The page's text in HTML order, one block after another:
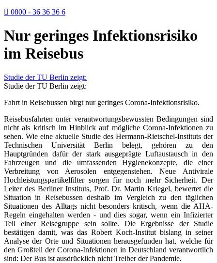
0800 - 36 36 36 6
Nur geringes Infektionsrisiko
im Reisebus
Studie der TU Berlin zeigt:
Studie der TU Berlin zeigt:
Fahrt in Reisebussen birgt nur geringes Corona-Infektionsrisiko.
Reisebusfahrten unter verantwortungsbewussten Bedingungen sind
nicht als kritisch im Hinblick auf mögliche Corona-Infektionen zu
sehen. Wie eine aktuelle Studie des Hermann-Rietschel-Instituts der
Technischen Universität Berlin belegt, gehören zu den
Hauptgründen dafür der stark ausgeprägte Luftaustausch in den
Fahrzeugen und die umfassenden Hygienekonzepte, die einer
Verbreitung von Aerosolen entgegenstehen. Neue Antivirale
Hochleistungspartikelfilter sorgen für noch mehr Sicherheit. Der
Leiter des Berliner Instituts, Prof. Dr. Martin Kriegel, bewertet die
Situation in Reisebussen deshalb im Vergleich zu den täglichen
Situationen des Alltags nicht besonders kritisch, wenn die AHA-
Regeln eingehalten werden - und dies sogar, wenn ein Infizierter
Teil einer Reisegruppe sein sollte. Die Ergebnisse der Studie
bestätigen damit, was das Robert Koch-Institut bislang in seiner
Analyse der Orte und Situationen herausgefunden hat, welche für
den Großteil der Corona-Infektionen in Deutschland verantwortlich
sind: Der Bus ist ausdrücklich nicht Treiber der Pandemie.